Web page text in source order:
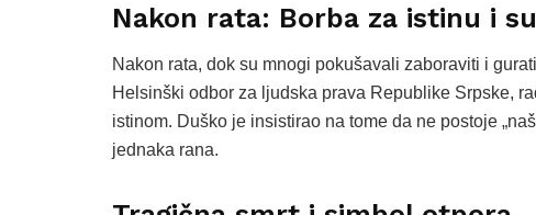
Nakon rata: Borba za istinu i
Nakon rata, dok su mnogi pokušavali zaboraviti i
Helsinški odbor za ljudska prava Republike Srpske,
istinom. Duško je insistirao na tome da ne postoje
jednaka rana.